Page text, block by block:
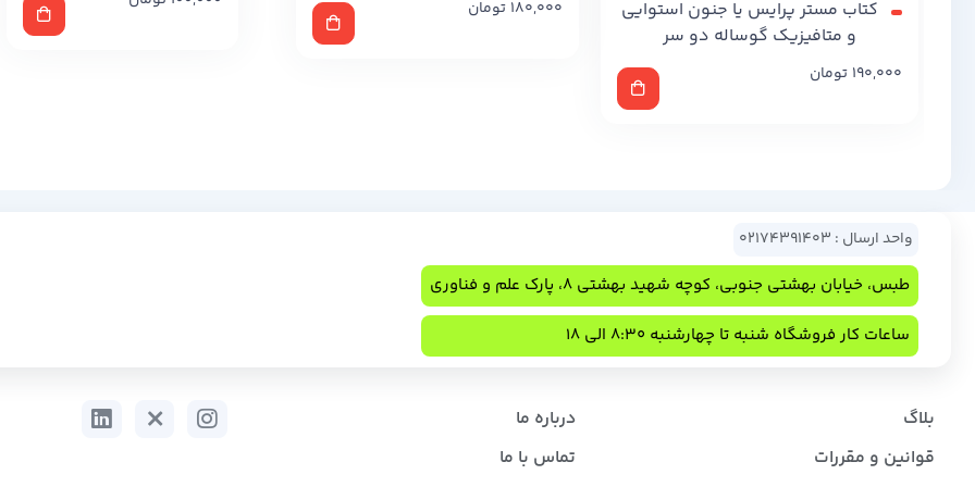
کتاب مستر پرایس یا جنون استوایی
و متافیزیک گوساله دو سر
190,000 تومان
180,000 تومان
واحد ارسال : 02174391403
طبس، خیابان بهشتی جنوبی، کوچه شهید بهشتی 8، پارک علم و فناوری
ساعات کار فروشگاه شنبه تا چهارشنبه 8:30 الی 18
بلاگ
درباره ما
قوانین و مقررات
تماس با ما